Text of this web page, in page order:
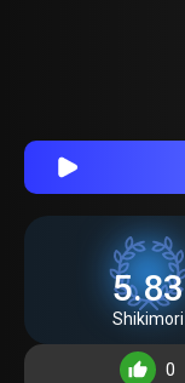
5.83
Shikimori
0